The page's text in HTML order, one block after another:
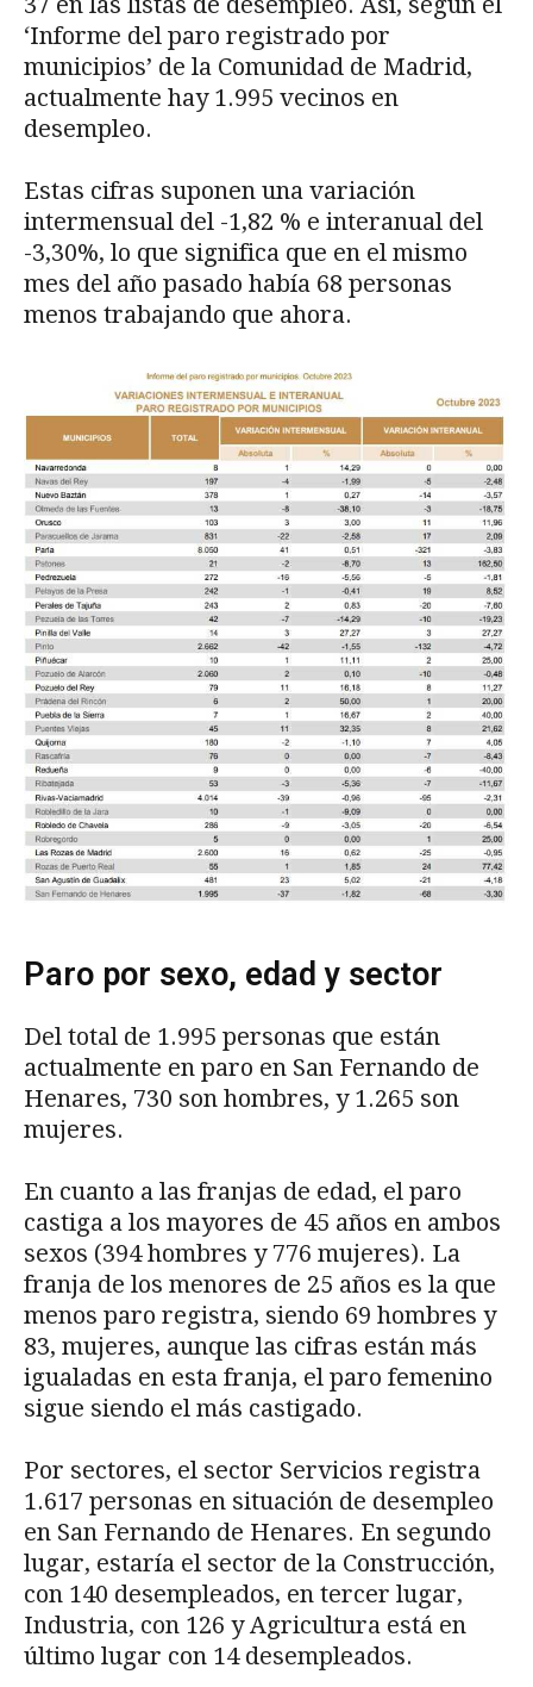
‘Informe del paro registrado por
municipios’ de la Comunidad de Madrid,
actualmente hay 1.995 vecinos en
desempleo.
Estas cifras suponen una variación
intermensual del -1,82 % e interanual del
-3,30%, lo que significa que en el mismo
mes del año pasado había 68 personas
menos trabajando que ahora.
Paro por sexo, edad y sector
Del total de 1.995 personas que están
actualmente en paro en San Fernando de
Henares, 730 son hombres, y 1.265 son
mujeres.
En cuanto a las franjas de edad, el paro
castiga a los mayores de 45 años en ambos
sexos (394 hombres y 776 mujeres). La
franja de los menores de 25 años es la que
menos paro registra, siendo 69 hombres y
83, mujeres, aunque las cifras están más
igualadas en esta franja, el paro femenino
sigue siendo el más castigado.
Por sectores, el sector Servicios registra
1.617 personas en situación de desempleo
en San Fernando de Henares. En segundo
lugar, estaría el sector de la Construcción,
con 140 desempleados, en tercer lugar,
Industria, con 126 y Agricultura está en
último lugar con 14 desempleados.